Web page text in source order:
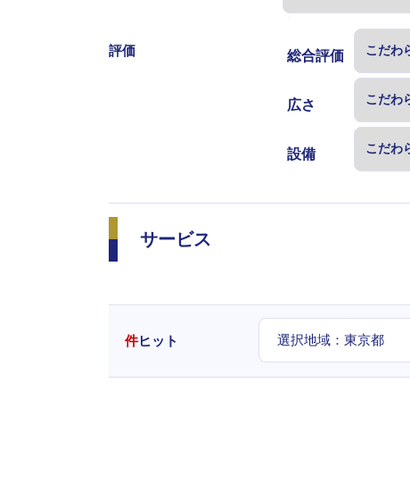
評価 総合評価
広さ
設備
サービス
件ヒット 選択地域： 東京都